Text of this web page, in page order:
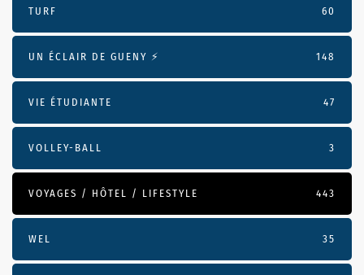
TURF 60
UN ÉCLAIR DE GUENY ⚡️ 148
VIE ÉTUDIANTE 47
VOLLEY-BALL 3
VOYAGES / HÔTEL / LIFESTYLE 443
WEL 35